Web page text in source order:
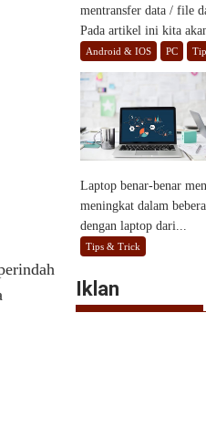
mentransfer data / file
Pada artikel ini kita
Android & IOS PC
Laptop benar-benar
meningkat dalam
dengan laptop dari...
Tips & Trick
Iklan